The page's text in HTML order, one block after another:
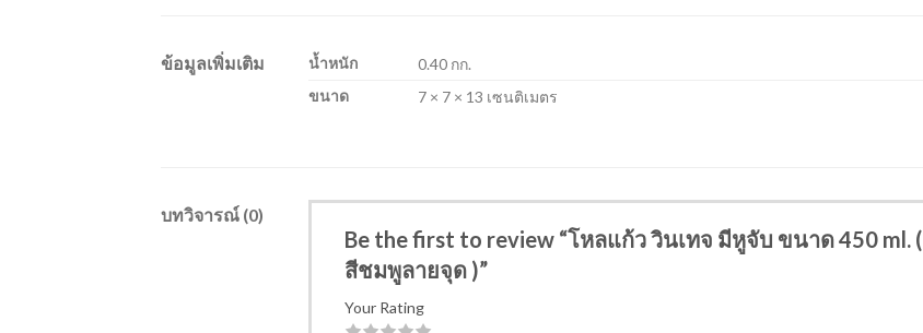
ข้อมูลเพิ่มเติม น้ำหนัก
0.40 กก.
ขนาด
7 × 7 × 13 เซนติเมตร
บทวิจารณ์ (0)
Be the first to review “โหลแก้ว วินเทจ มีหูจับ ขนาด 450 ml. (
สีชมพูลายจุด )”
Your Rating